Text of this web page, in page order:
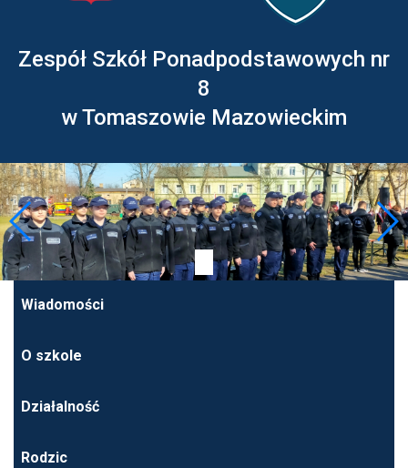
Zespół Szkół Ponadpodstawowych nr
8
w Tomaszowie Mazowieckim
Wiadomości
O szkole
Działalność
Rodzic